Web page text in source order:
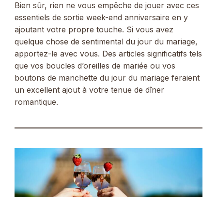
Bien sûr, rien ne vous empêche de jouer avec ces
essentiels de sortie week-end anniversaire en y
ajoutant votre propre touche. Si vous avez
quelque chose de sentimental du jour du mariage,
apportez-le avec vous. Des articles significatifs tels
que vos boucles d’oreilles de mariée ou vos
boutons de manchette du jour du mariage feraient
un excellent ajout à votre tenue de dîner
romantique.